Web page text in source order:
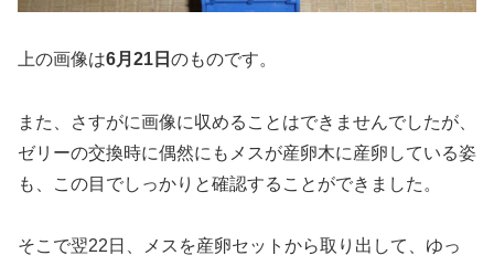
上の画像は6月21日 のものです。
また、さすがに画像に収めることはできませんでしたが、
ゼリーの交換時に偶然にもメスが産卵木に産卵している姿
も、この目でしっかりと確認することができました。
そこで翌22日、メスを産卵セットから取り出して、ゆっ